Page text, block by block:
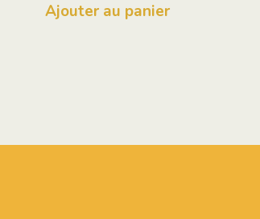
Ajouter au panier